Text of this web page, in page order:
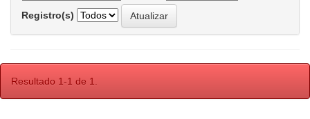
Registro(s)
Resultado 1-1 de 1.